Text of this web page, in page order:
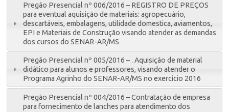
Pregão Presencial nº 006/2016 – REGISTRO DE PREÇOS
para eventual aquisição de materiais: agropecuário,
descartáveis, embalagens, utilidade domestica, aviamentos,
EPI e Materiais de Construção visando atender as demandas
dos cursos do SENAR-AR/MS
Pregão Presencial nº 005/2016 – . Aquisição de material
didático para alunos e professores, visando atender o
Programa Agrinho do SENAR-AR/MS no exercício 2016
Pregão Presencial nº 004/2016 – Contratação de empresa
para fornecimento de lanches para atendimento dos